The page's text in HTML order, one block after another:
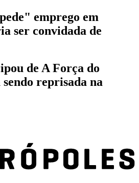
emprego em
ser convidada de
de A Força do
reprisada na